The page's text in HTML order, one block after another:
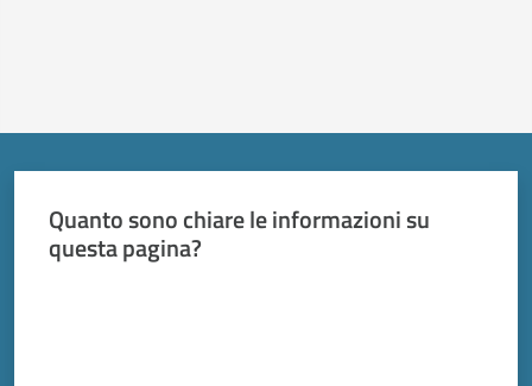
Quanto sono chiare le informazioni su
questa pagina?